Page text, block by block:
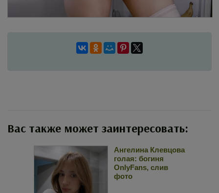
Вас также может заинтересовать:
Ангелина Клевцова
голая: богиня
OnlyFans, слив
фото